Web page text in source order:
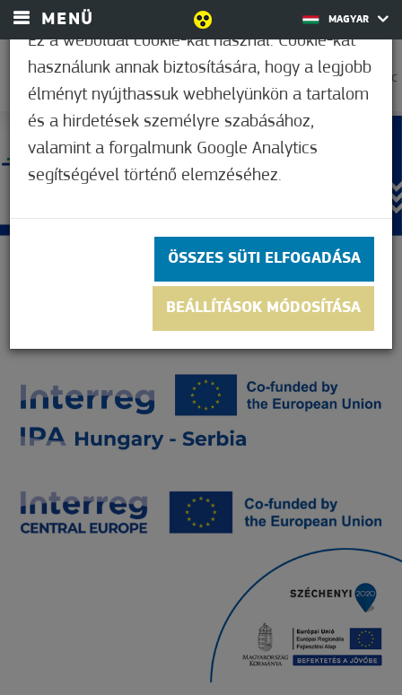
MENÜ MAGYAR
36,1°C
Ez a weboldal cookie-kat használ. Cookie-kat
használunk annak biztosítására, hogy a legjobb
élményt nyújthassuk webhelyünkön a tartalom
és a hirdetések személyre szabásához,
valamint a forgalmunk Google Analytics
segítségével történő elemzéséhez.
ÖSSZES SÜTI ELFOGADÁSA
BEÁLLÍTÁSOK MÓDOSÍTÁSA